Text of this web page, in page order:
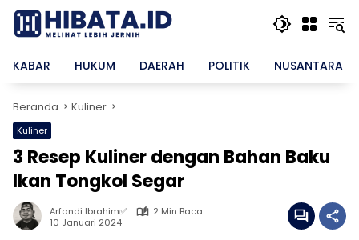
Langsung
konten
KABAR
HUKUM DAERAH POLITIK NUSANTARA
Beranda Kuliner
Kuliner
3 Resep Kuliner dengan Bahan Baku
Ikan Tongkol Segar
Arfandi Ibrahim✅
2 Min Baca
10 Januari 2024